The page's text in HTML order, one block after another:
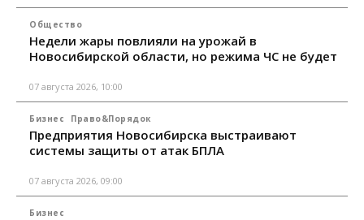
Общество
Недели жары повлияли на урожай в
Новосибирской области, но режима ЧС не будет
07 августа 2026, 10:00
Бизнес Право&Порядок
Предприятия Новосибирска выстраивают
системы защиты от атак БПЛА
07 августа 2026, 09:00
Бизнес